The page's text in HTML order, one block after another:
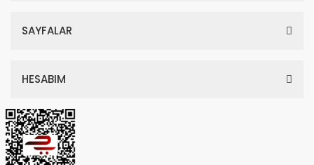
SAYFALAR
HESABIM